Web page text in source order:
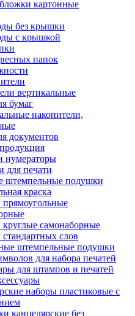
картонные
без крышки
с крышкой
папок
вертикальные
бумаг
накопители,
документов
нумераторы
для печати
штемпельные подушки
краска
самонаборные
слов
штемпельные подушки
для набора печатей
для штампов и печатей
наборы пластиковые с
канцелярские без